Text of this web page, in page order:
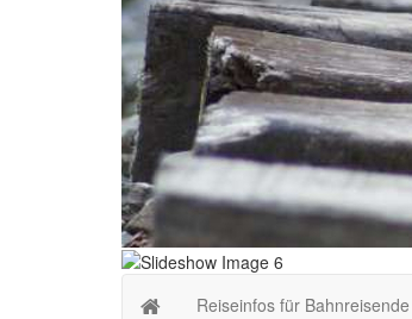
Reiseinfos für Bahnreisende